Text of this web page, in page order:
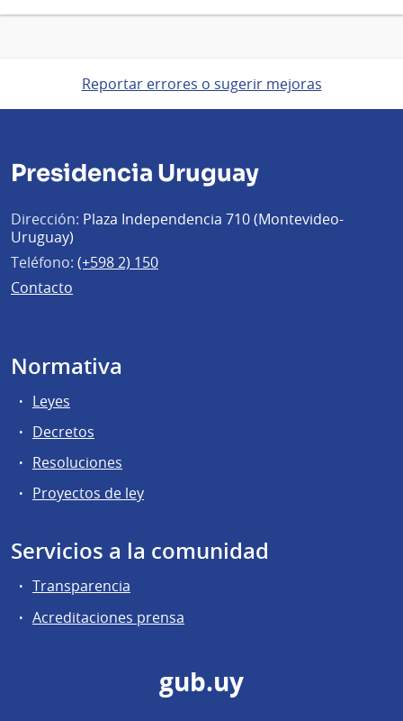
Reportar errores o sugerir mejoras
Presidencia Uruguay
Dirección: Plaza Independencia 710 (Montevideo-
Uruguay)
Teléfono: (+598 2) 150
Contacto
Normativa
Leyes
Decretos
Resoluciones
Proyectos de ley
Servicios a la comunidad
Transparencia
Acreditaciones prensa
gub.uy